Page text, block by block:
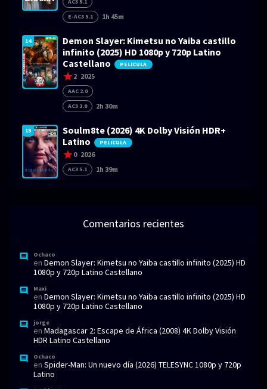
AC3 5.1
E-AC3 5.1
1h 45m
14
Demon Slayer: Kimetsu no Yaiba castillo
infinito (2025) HD 1080p y 720p Latino
Castellano
PELICULA
2 2025
AAC 2.0
AC3 2.0
2h 30m
15
Soulm8te (2026) 4K Dolby Visión HDR+
Latino
PELICULA
0 2026
AC3 5.1 1h 39m
Comentarios recientes
Ochaco
en Demon Slayer: Kimetsu no Yaiba castillo infinito (2025) HD
1080p y 720p Latino Castellano
Maxi
en Demon Slayer: Kimetsu no Yaiba castillo infinito (2025) HD
1080p y 720p Latino Castellano
jorge
en Madagascar 2: Escape de África (2008) 4K Dolby Visión
HDR Latino Castellano
Ochaco
en Spider-Man: Un nuevo día (2026) TELESYNC 1080p y 720p
Latino